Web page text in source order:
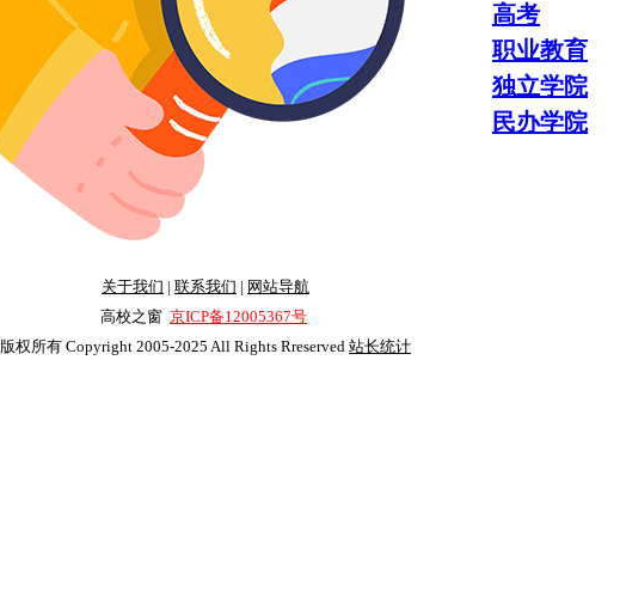
高考
职业教育
独立学院
民办学院
关于我们 | 联系我们 | 网站导航
高校之窗 京ICP备12005367号
版权所有 Copyright 2005-2025 All Rights Rreserved 站长统计